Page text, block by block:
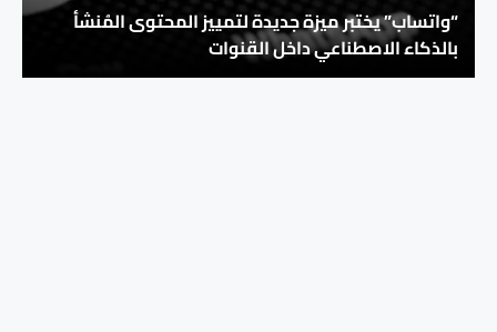
“واتساب” يختبر ميزة جديدة لتمييز المحتوى المُنشأ
بالذكاء الاصطناعي داخل القنوات